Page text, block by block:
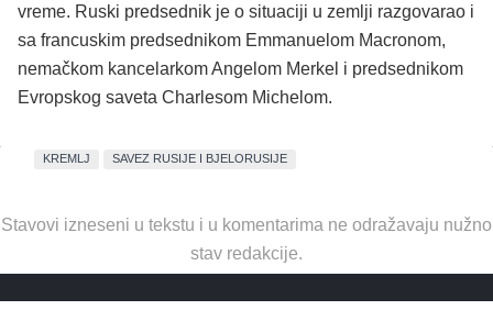
vreme. Ruski predsednik je o situaciji u zemlji razgovarao i
sa francuskim predsednikom Emmanuelom Macronom,
nemačkom kancelarkom Angelom Merkel i predsednikom
Evropskog saveta Charlesom Michelom.
KREMLJ SAVEZ RUSIJE I BJELORUSIJE
Stavovi izneseni u tekstu i u komentarima ne odražavaju nužno
stav redakcije.